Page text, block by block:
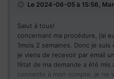
Le 2024-06-05 à 15:56,
Salut à tous!
concernant ma procédure, j’ai
1mois 2 semaines. Donc je suis
je viens de recevoir par email
l’état de ma demande a été
connecte à mon compte, je ne